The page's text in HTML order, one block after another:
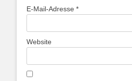
E-Mail-Adresse *
Website